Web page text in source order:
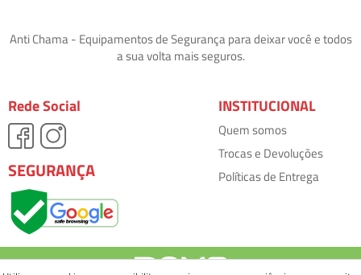
Anti Chama - Equipamentos de Segurança para deixar você e todos
a sua volta mais seguros.
Rede Social
SEGURANÇA
INSTITUCIONAL
Quem somos
Trocas e Devoluções
Políticas de Entrega